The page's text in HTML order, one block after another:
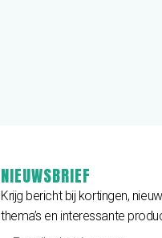
NIEUWSBRIEF
Krijg bericht bij kortingen,
thema’s en interessante